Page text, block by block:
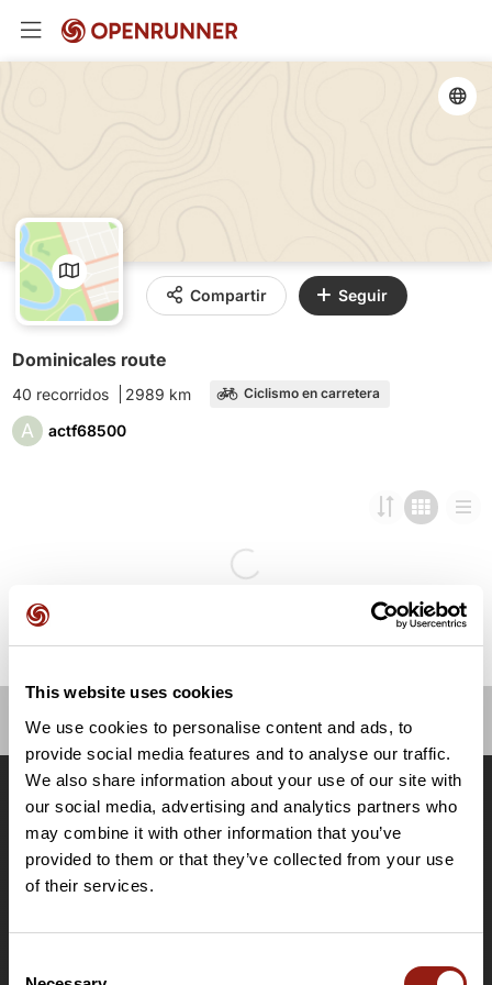
This website uses cookies
We use cookies to personalise content and ads, to
provide social media features and to analyse our traffic.
We also share information about your use of our site with
our social media, advertising and analytics partners who
may combine it with other information that you’ve
provided to them or that they’ve collected from your use
of their services.
Compartir Seguir
Dominicales route
40 recorridos 2989 km Ciclismo en carretera
A actf68500
OpenRunner
Equipo
Empleo
A proposito
Contacto
Le Mag'
Ofertas
Mapas base topográficos